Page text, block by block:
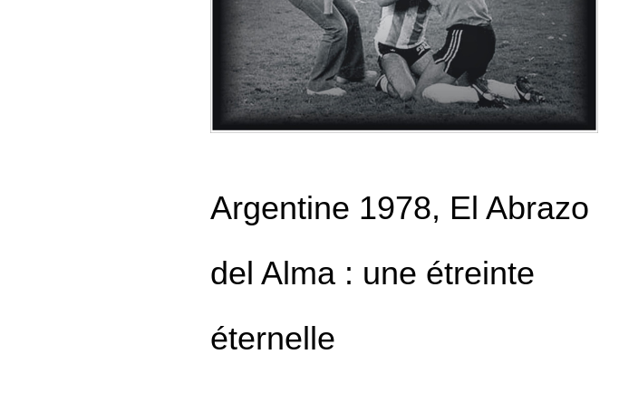
Argentine 1978, El Abrazo
del Alma : une étreinte
éternelle